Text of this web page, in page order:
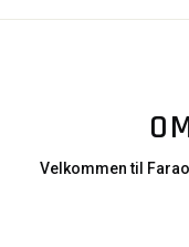
Velkommen til